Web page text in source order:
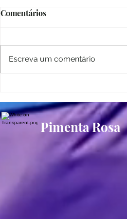
“Nur na Escuridão” faz
apresentações no Teatro
neste fim de semana
Comentários
Escreva um comentário
Pimenta Rosa